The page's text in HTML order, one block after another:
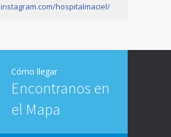
instagram.com/hospitalmaciel/
Cómo llegar
Encontranos en
el Mapa